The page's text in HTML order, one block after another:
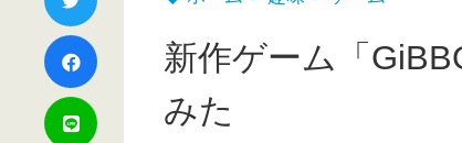
新作ゲーム「
みた